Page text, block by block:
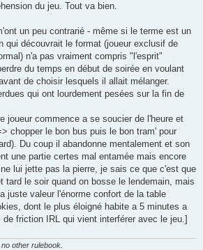
du jeu. Tout va bien.
un peu contrarié - même si le terme est un
qui découvrait le format (joueur exclusif de
n'a pas vraiment compris "l'esprit"
du temps en début de soirée en voulant
de choisir lesquels il allait mélanger.
qui ont lourdement pesées sur la fin de
joueur commence a se soucier de l'heure et
chopper le bon bus puis le bon tram' pour
Du coup il abandonne mentalement et son
une partie certes mal entamée mais encore
lui jette pas la pierre, je sais ce que c'est que
tard le soir quand on bosse le lendemain, mais
juste valeur l'énorme confort de la table
dont le plus éloigné habite a 5 minutes a
friction IRL qui vient interférer avec le jeu.]
other rulebook.